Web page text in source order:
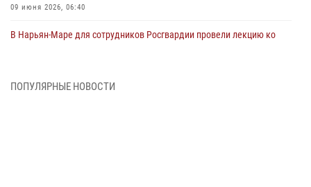
09 июня 2026, 06:40
В Нарьян-Маре для сотрудников Росгвардии провели лекцию ко
ПОПУЛЯРНЫЕ НОВОСТИ